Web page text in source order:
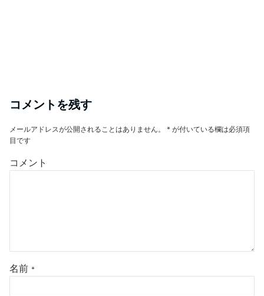
コメントを残す
メールアドレスが公開されることはありません。 * が付いている欄は必須項
目です
コメント
名前 *